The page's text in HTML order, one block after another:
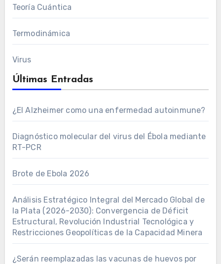
Teoría Cuántica
Termodinámica
Virus
Últimas Entradas
¿El Alzheimer como una enfermedad autoinmune?
Diagnóstico molecular del virus del Ébola mediante
RT-PCR
Brote de Ebola 2026
Análisis Estratégico Integral del Mercado Global de
la Plata (2026-2030): Convergencia de Déficit
Estructural, Revolución Industrial Tecnológica y
Restricciones Geopolíticas de la Capacidad Minera
¿Serán reemplazadas las vacunas de huevos por